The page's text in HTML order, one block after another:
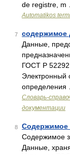
de registre, m
Automatikos
7 содержимое
Данные,
ГОСТ Р 52292
определения
Словарь-
документации
8 Содержимое
Содержимое
Данные,